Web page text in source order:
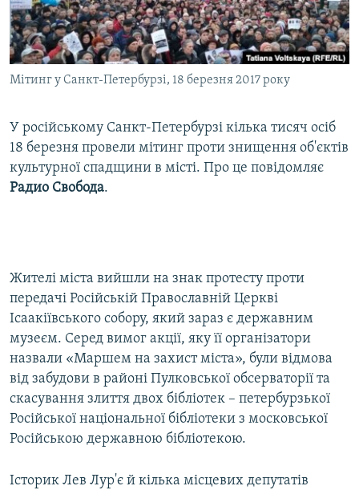
СВІДЧЕННЯ ОКУПАЦІЇ
УКРАЇНСЬКА ПРОБЛЕМА КРИМУ
ІНФОГРАФІКА
Русский
Qırımtatar
ДОЛУЧАЙСЯ!
Усі сайти RFE/RL
Мітинг у Санкт-Петербурзі, 18 березня 2017 року
У російському Санкт-Петербурзі кілька тисяч осіб
18 березня провели мітинг проти знищення об'єктів
культурної спадщини в місті. Про це повідомляє
Радио Свобода.
Жителі міста вийшли на знак протесту проти
передачі Російській Православній Церкві
Ісаакіївського собору, який зараз є державним
музеєм. Серед вимог акції, яку її організатори
назвали «Маршем на захист міста», були відмова
від забудови в районі Пулковської обсерваторії та
скасування злиття двох бібліотек – петербурзької
Російської національної бібліотеки з московської
Російською державною бібліотекою.
Історик Лев Лур'є й кілька місцевих депутатів